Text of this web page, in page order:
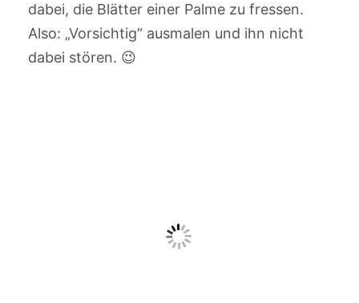
dabei, die Blätter einer Palme zu fressen.
Also: „Vorsichtig“ ausmalen und ihn nicht
dabei stören. 😉